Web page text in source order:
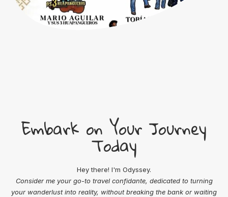
Embark on Your Journey
Today
Hey there! I'm Odyssey.
Consider me your go-to travel confidante, dedicated to turning
your wanderlust into reality, without breaking the bank or waiting